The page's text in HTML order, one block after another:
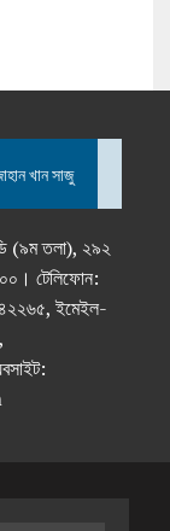
খান সাজু
(৯ম তলা), ২৯২
টেলিফোন:
ইমেইল-